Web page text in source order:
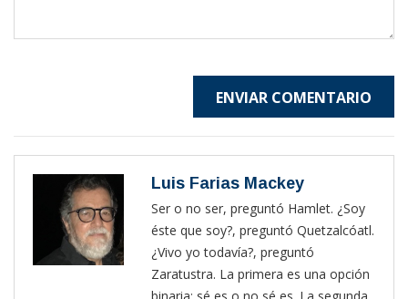
ENVIAR COMENTARIO
Luis Farias Mackey
Ser o no ser, preguntó Hamlet. ¿Soy
éste que soy?, preguntó Quetzalcóatl.
¿Vivo yo todavía?, preguntó
Zaratustra. La primera es una opción